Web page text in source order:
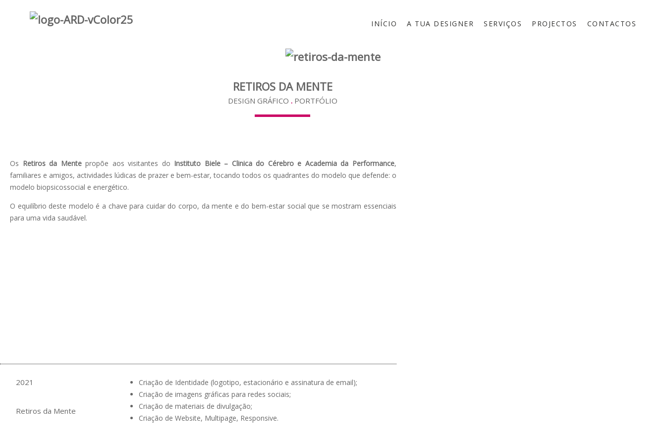
INÍCIO A TUA DESIGNER SERVIÇOS PROJECTOS CONTACTOS
RETIROS DA MENTE
DESIGN GRÁFICO . PORTFÓLIO
Os Retiros da Mentepropõe aos visitantes do Instituto Biele – Clinica do Cérebro e Academia da Performance,
familiares e amigos, actividades lúdicas de prazer e bem-estar, tocando todos os quadrantes do modelo que defende: o
modelo biopsicossocial e energético.
O equilíbrio deste modelo é a chave para cuidar do corpo, da mente e do bem-estar social que se mostram essenciais
para uma vida saudável.
2021
Retiros da Mente
Criação de Identidade (logotipo, estacionário e assinatura de email);
Criação de imagens gráficas para redes sociais;
Criação de materiais de divulgação;
Criação de Website, Multipage, Responsive.